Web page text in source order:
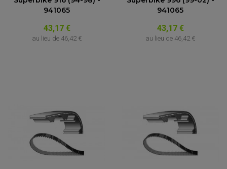
941065
43,17 €
au lieu de 46,42 €
941065
43,17 €
au lieu de 46,42 €